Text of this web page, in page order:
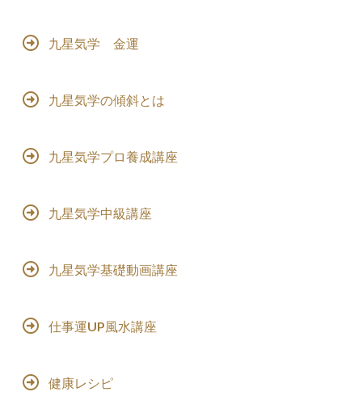
九星気学 金運
九星気学の傾斜とは
九星気学プロ養成講座
九星気学中級講座
九星気学基礎動画講座
仕事運UP風水講座
健康レシピ